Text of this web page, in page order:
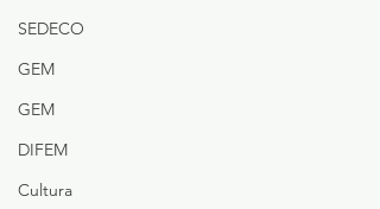
SEDECO
GEM
GEM
DIFEM
Cultura